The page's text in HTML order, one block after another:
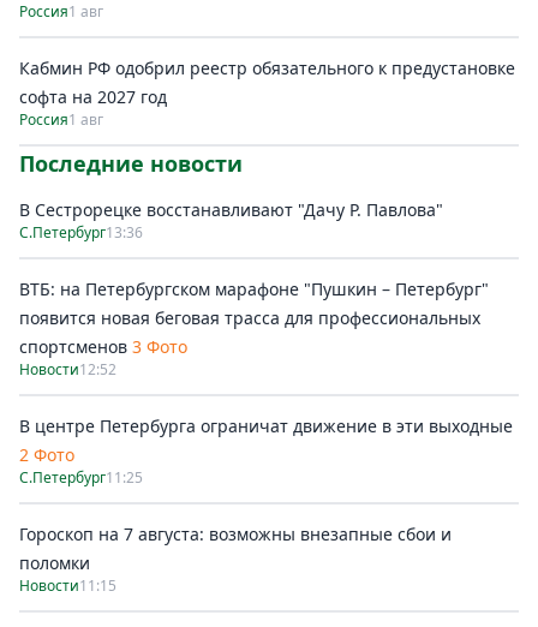
Россия1 авг
Кабмин РФ одобрил реестр обязательного к предустановке
софта на 2027 год
Россия1 авг
Последние новости
В Сестрорецке восстанавливают "Дачу Р. Павлова"
С.Петербург13:36
ВТБ: на Петербургском марафоне "Пушкин – Петербург"
появится новая беговая трасса для профессиональных
спортсменов 3 Фото
Новости12:52
В центре Петербурга ограничат движение в эти выходные
2 Фото
С.Петербург11:25
Гороскоп на 7 августа: возможны внезапные сбои и
поломки
Новости11:15